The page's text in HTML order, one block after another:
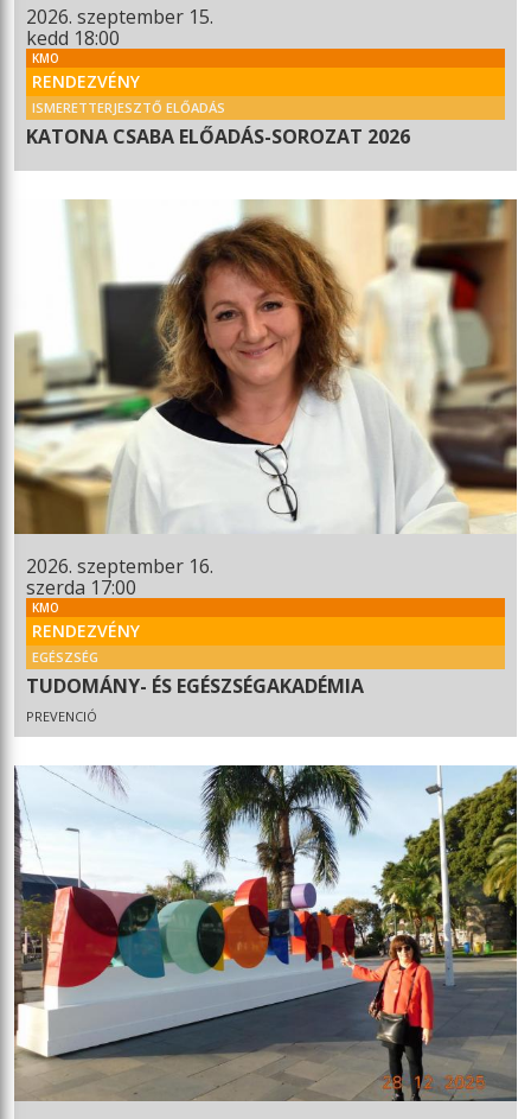
2026. szeptember 15.
kedd 18:00
KMO
RENDEZVÉNY
ISMERETTERJESZTŐ ELŐADÁS
KATONA CSABA ELŐADÁS-SOROZAT 2026
2026. szeptember 16.
szerda 17:00
KMO
RENDEZVÉNY
EGÉSZSÉG
TUDOMÁNY- ÉS EGÉSZSÉGAKADÉMIA
PREVENCIÓ